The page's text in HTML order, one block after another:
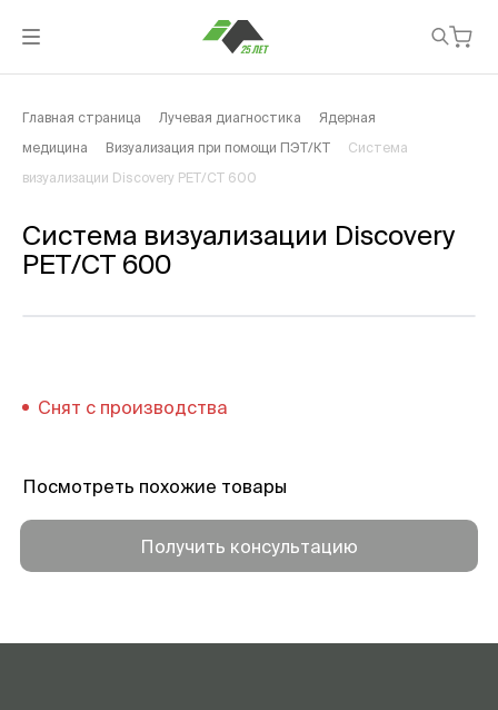
Главная страница Лучевая диагностика Ядерная
медицина Визуализация при помощи ПЭТ/КТ Система
визуализации Discovery PET/CT 600
Система визуализации Discovery
PET/CT 600
Снят с производства
Посмотреть похожие товары
Получить консультацию